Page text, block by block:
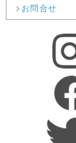
お問合せ